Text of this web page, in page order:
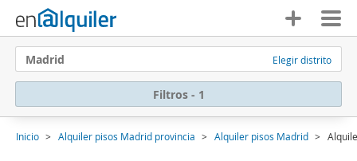
Madrid Elegir distrito
Filtros - 1
Inicio Alquiler pisos Madrid provincia Alquiler pisos Madrid